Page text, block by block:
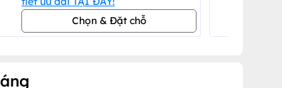
Chọn & Đặt chỗ